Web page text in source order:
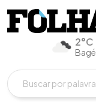
2°C
Bagé